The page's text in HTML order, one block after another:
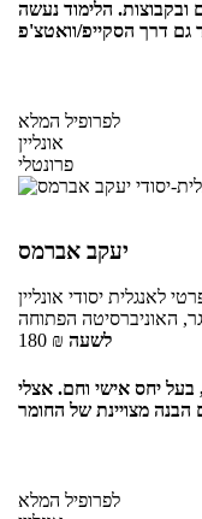
ובקבוצות. הלימוד נעשה
לפרופיל המלא
אונליין
פרונטלי
יעקב אברמס
לאנגלית יסודי אונליין
האוניברסיטה הפתוחה
180 ₪ לשעה
בעל יחס אישי וחם. אצלי
לפרופיל המלא